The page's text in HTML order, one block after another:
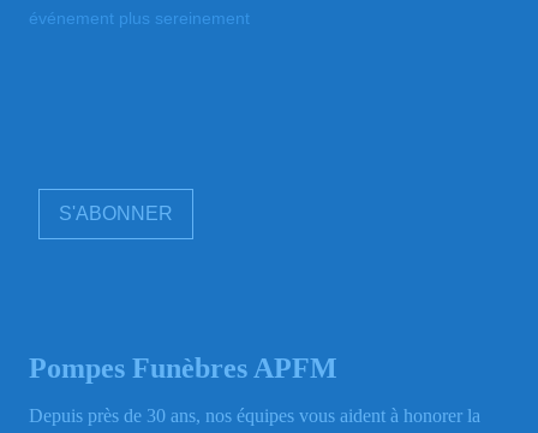
événement plus sereinement
S'ABONNER
Pompes Funèbres APFM
Depuis près de 30 ans, nos équipes vous aident à honorer la